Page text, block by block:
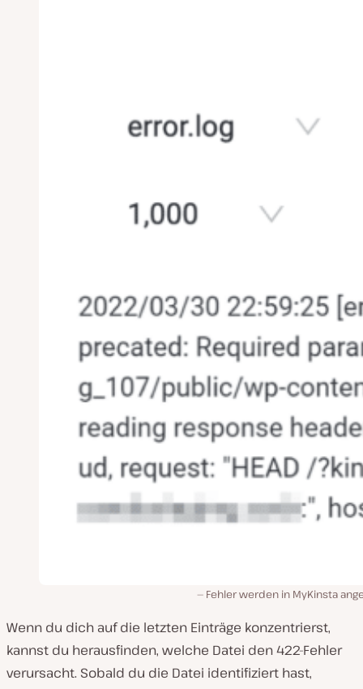
Fehler werden in MyKinsta
Wenn du dich auf die letzten Einträge konzentrierst,
kannst du herausfinden, welche Datei den 422-Fehler
verursacht. Sobald du die Datei identifiziert hast,